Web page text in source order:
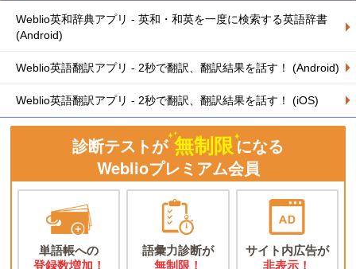
Weblio英和辞典アプリ - 英和・和英を一度に検索する英語辞書
(Android)
Weblio英語翻訳アプリ - 2秒で翻訳、翻訳結果を話す！ (Android)
Weblio英語翻訳アプリ - 2秒で翻訳、翻訳結果を話す！ (iOS)
診断テストが 無制限になる
Weblioプレミアム会員
単語帳への
登録数増加！
語彙力診断が
無制限！
サイト内広告が
非表示！